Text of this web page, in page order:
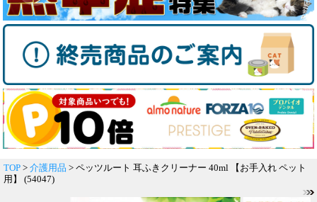
TOP > 介護用品 > ペッツルート 耳ふきクリーナー 40ml 【お手入れ ペット
用】 (54047)